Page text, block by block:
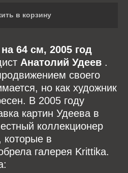
в корзину
64 см, 2005 год
Анатолий Удеев .
своего
но как художник
В 2005 году
картин Удеева в
коллекционер
которые в
галерея Krittika.